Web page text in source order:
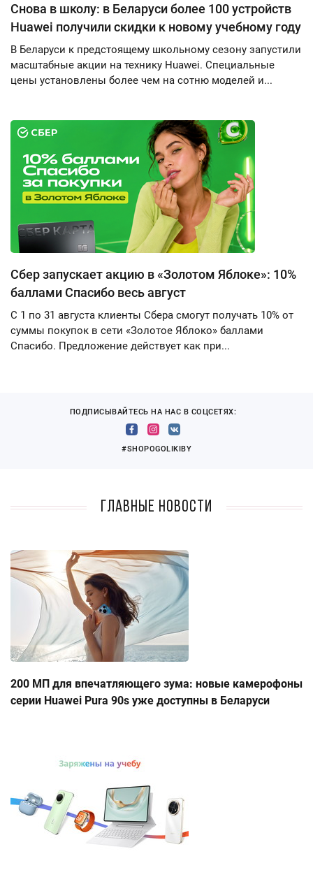
Снова в школу: в Беларуси более 100 устройств
Huawei получили скидки к новому учебному году
В Беларуси к предстоящему школьному сезону запустили
масштабные акции на технику Huawei. Специальные
цены установлены более чем на сотню моделей и...
Сбер запускает акцию в «Золотом Яблоке»: 10%
баллами Спасибо весь август
С 1 по 31 августа клиенты Сбера смогут получать 10% от
суммы покупок в сети «Золотое Яблоко» баллами
Спасибо. Предложение действует как при...
ПОДПИСЫВАЙТЕСЬ НА НАС В СОЦСЕТЯХ:
#SHOPOGOLIKIBY
Главные новости
200 МП для впечатляющего зума: новые камерофоны
серии Huawei Pura 90s уже доступны в Беларуси